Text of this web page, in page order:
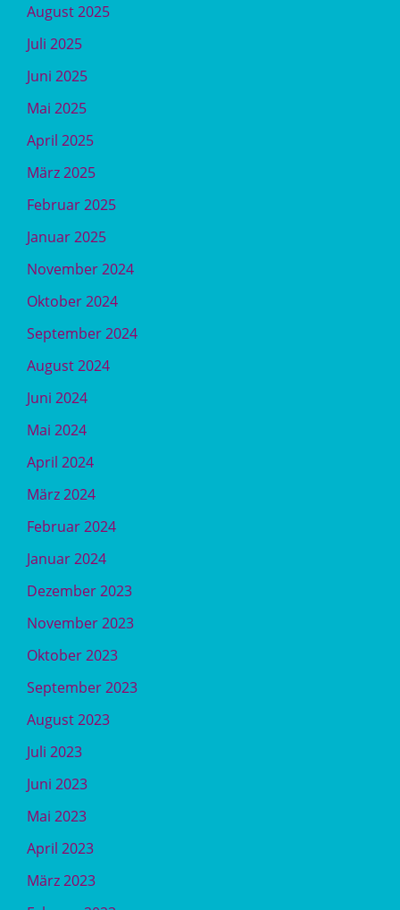
August 2025
Juli 2025
Juni 2025
Mai 2025
April 2025
März 2025
Februar 2025
Januar 2025
November 2024
Oktober 2024
September 2024
August 2024
Juni 2024
Mai 2024
April 2024
März 2024
Februar 2024
Januar 2024
Dezember 2023
November 2023
Oktober 2023
September 2023
August 2023
Juli 2023
Juni 2023
Mai 2023
April 2023
März 2023